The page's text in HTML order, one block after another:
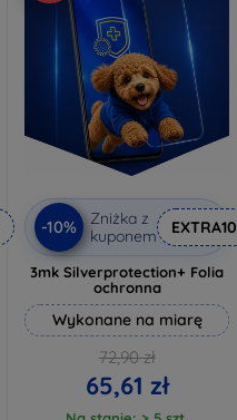
-10%
Zniżka z
kuponem
EXTRA10
3mk Silverprotection+ Folia
ochronna
Wykonane na miarę
72,90 zł
65,61 zł